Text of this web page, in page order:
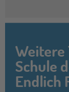
Weitere
Schule
Endlich